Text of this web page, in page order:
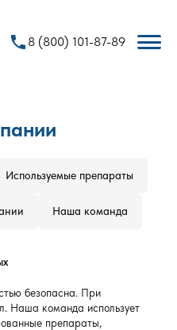
phone 8 (800) 101-87-89
Используемые препараты
Наша команда
безопасна. При
Наша команда использует
препараты,